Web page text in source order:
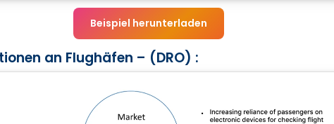
Beispiel herunterladen
an Flughäfen – (DRO) :